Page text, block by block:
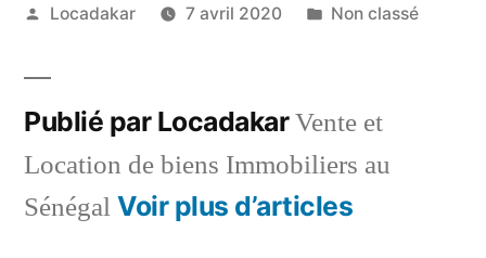
Publié
Locadakar 7 avril 2020
Publié
Non classé
Publié par LocadakarVente et
Location de biens Immobiliers au
Sénégal Voir plus d’articles